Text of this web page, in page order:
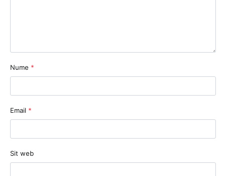
Nume *
Email *
Sit web